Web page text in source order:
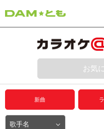
動画からさがす
プレミアムサービ
DAM★とも動画
お気
新曲